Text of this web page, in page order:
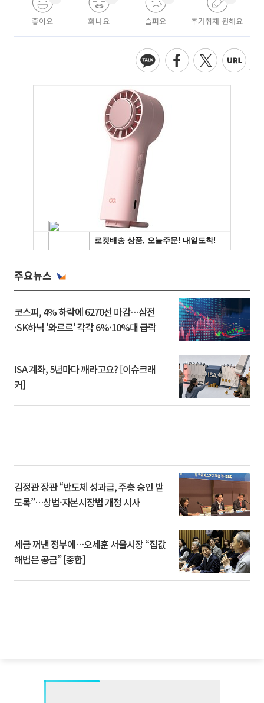
좋아요 화나요 슬퍼요 추가취재 원해요
주요뉴스
코스피, 4% 하락에 6270선 마감…삼전
·SK하닉 '와르르' 각각 6%·10%대 급락
ISA 계좌, 5년마다 깨라고요? [이슈크래
커]
김정관 장관 “반도체 성과급, 주총 승인 받
도록”…상법·자본시장법 개정 시사
세금 꺼낸 정부에…오세훈 서울시장 “집값
해법은 공급” [종합]